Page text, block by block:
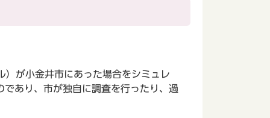
が小金井市にあった場合をシミュレ
あり、市が独自に調査を行ったり、過